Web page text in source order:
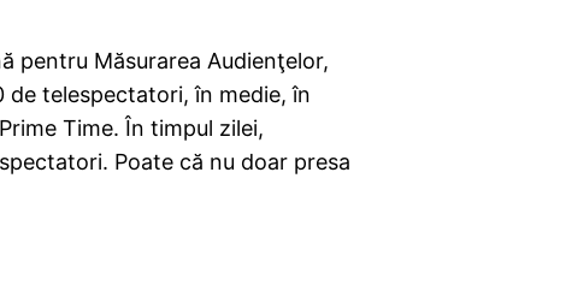
pentru Măsurarea Audienţelor,
de telespectatori, în medie, în
Time. În timpul zilei,
Poate că nu doar presa